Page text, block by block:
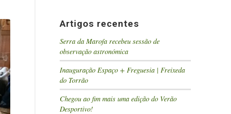
Artigos recentes
Serra da Marofa recebeu sessão de
observação astronómica
Inauguração Espaço + Freguesia | Freixeda
do Torrão
Chegou ao fim mais uma edição do Verão
Desportivo!